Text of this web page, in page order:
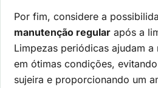
Por fim, considere a
manutenção regular após a
Limpezas periódicas ajudam a
em ótimas condições,
sujeira e proporcionando um